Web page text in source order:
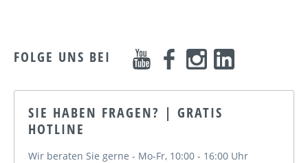
FOLGE UNS BEI
SIE HABEN FRAGEN? | GRATIS
HOTLINE
Wir beraten Sie gerne - Mo-Fr, 10:00 - 16:00 Uhr